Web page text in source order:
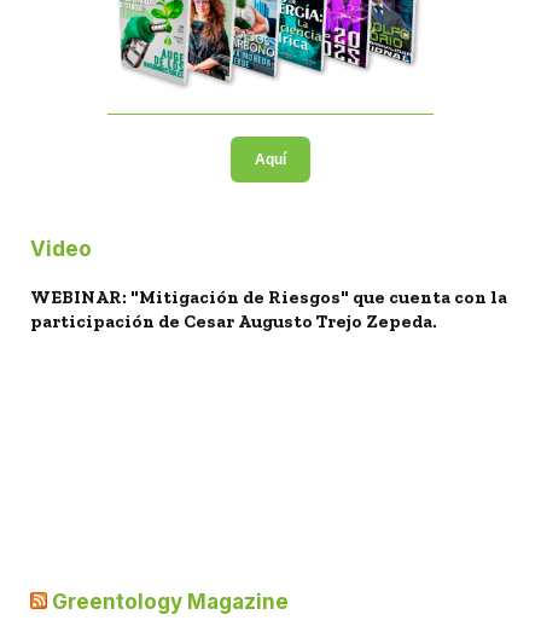
Aquí
Video
WEBINAR: "Mitigación de Riesgos" que cuenta con la
participación de Cesar Augusto Trejo Zepeda.
Greentology Magazine